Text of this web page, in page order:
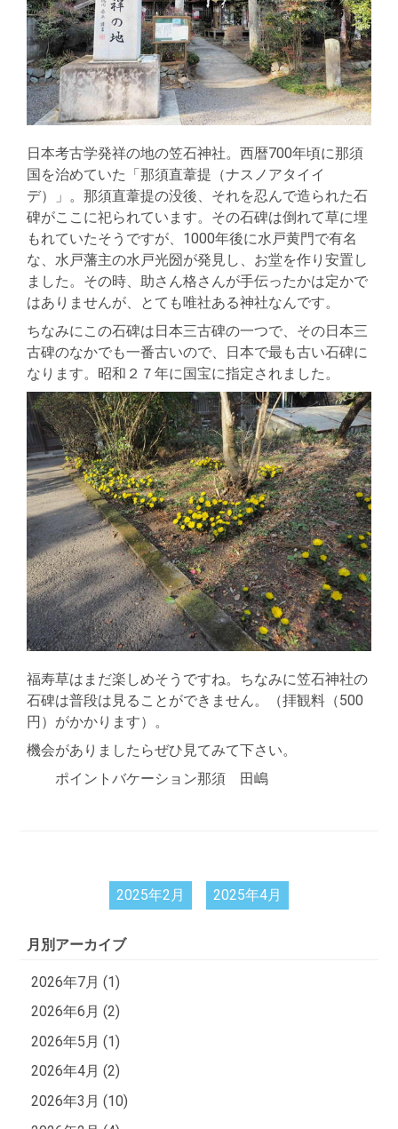
日本考古学発祥の地の笠石神社。西暦700年頃に那須
国を治めていた「那須直葦提（ナスノアタイイ
デ）」。那須直葦提の没後、それを忍んで造られた石
碑がここに祀られています。その石碑は倒れて草に埋
もれていたそうですが、1000年後に水戸黄門で有名
な、水戸藩主の水戸光圀が発見し、お堂を作り安置し
ました。その時、助さん格さんが手伝ったかは定かで
はありませんが、とても唯社ある神社なんです。
ちなみにこの石碑は日本三古碑の一つで、その日本三
古碑のなかでも一番古いので、日本で最も古い石碑に
なります。昭和２７年に国宝に指定されました。
福寿草はまだ楽しめそうですね。ちなみに笠石神社の
石碑は普段は見ることができません。（拝観料（500
円）がかかります）。
機会がありましたらぜひ見てみて下さい。
ポイントバケーション那須 田嶋
2025年2月 2025年4月
月別アーカイブ
2026年7月 (1)
2026年6月 (2)
2026年5月 (1)
2026年4月 (2)
2026年3月 (10)